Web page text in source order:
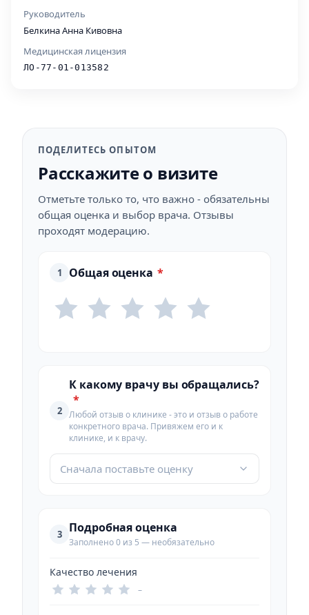
Руководитель
Белкина Анна Кивовна
Медицинская лицензия
ЛО-77-01-013582
ПОДЕЛИТЕСЬ ОПЫТОМ
Расскажите о визите
Отметьте только то, что важно - обязательны
общая оценка и выбор врача. Отзывы
проходят модерацию.
1 Общая оценка *
2
К какому врачу вы обращались?
*
Любой отзыв о клинике - это и отзыв о работе
конкретного врача. Привяжем его и к
клинике, и к врачу.
Сначала поставьте оценку
3 Подробная оценка
Заполнено 0 из 5 — необязательно
Качество лечения
–